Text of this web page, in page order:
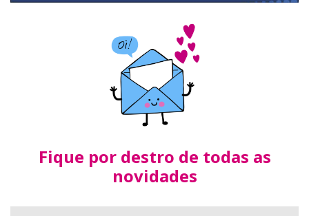
Fique por destro de todas as
novidades